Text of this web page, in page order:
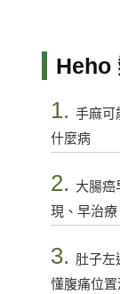
Heho
1. 手麻可
什麼病
2. 大腸癌
現、早治療
3. 肚子左
懂腹痛位